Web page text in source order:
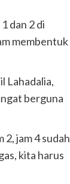
dan 2 di
membentuk
Lahadalia,
berguna
2, jam 4 sudah
kita harus